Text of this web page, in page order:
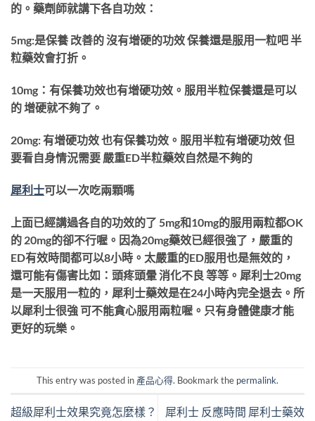
的。藥劑師就講下各自功效：
5mg:是保養 改善的 沒有增硬的功效 保養還是服用一粒吧 半
粒藥效會打折。
10mg：有保養功效也有增硬功效。服用半粒保養還是可以
的 增硬就不夠了。
20mg: 有增硬功效 也有保養功效。服用半粒有增硬功效 但
要看自身情況需要 嚴重ED半粒藥效自然是不夠的
犀利士可以一次吃兩顆嗎
上面已經講過各自的功效的了 5mg和10mg的服用兩粒都OK
的 20mg的卻不行喔。因為20mg藥效已經很強了，嚴重的
ED有效時間都可以8小時。太嚴重的ED服用也是無效的，
還可能有傷害比如：頭疼頭暈 消化不良 等等。犀利士20mg
是一天服用一粒的，犀利士藥效是在24小時內完全退去。所
以犀利士很強 可不能貪心服用兩粒喔。只有身體健康才能
更好的玩樂。
This entry was posted in 產品心得. Bookmark the permalink.
超級犀利士效果究竟怎麼樣？
犀利士 反應時間 犀利士藥效